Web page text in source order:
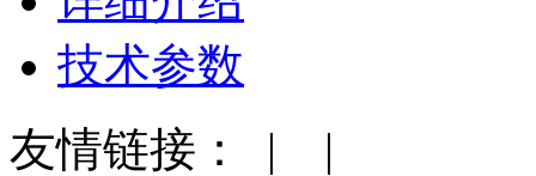
技术参数
友情链接：
| |